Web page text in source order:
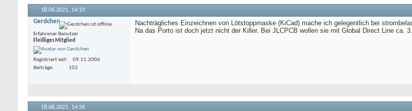
18.06.2021, 14:19
Gerdchen
Erfahrener Benutzer
Fleißiges Mitglied
Registriert seit
09.11.2006
Beiträge
102
Nachträgliches Einzeichnen von Lötstoppmaske (KiCad) mache ich gelegentlich bei
Na das Porto ist doch jetzt nicht der Killer. Bei JLCPCB wollen sie mit Global Direct Line ca.
18.06.2021, 14:36